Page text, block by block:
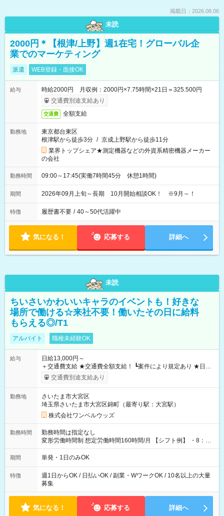
掲載日：2026.08.06
未読
2000円＊【根津/上野】週1在宅！グローバル企
業でのマーケティング
派遣 WEB登録・面接OK
給与
時給2000円 月収例：2000円×7.75時間×21日＝325.500円
交通費別途支給あり
交通費 全額支給
勤務地
東京都台東区
根津駅から徒歩3分 / 京成上野駅から徒歩11分
業界トップシェア★測定機器などの外資系精密機器メーカー
の会社
勤務時間 09:00～17:45(実働7時間45分 休憩1時間)
期間 2026年09月上旬～長期 10月開始相談OK！ ※9月～！
特徴 履歴書不要 / 40～50代活躍中
気になる！ 応募する 詳細へ
未読
ちいさいかわいいキャラのイベントも！好きな
場所で働ける☆来社不要！働いたその日に給料
もらえる◎/T1
アルバイト 職種未経験OK
給与
日給13,000円～
＋交通費支給 ★交通費全額支給！ ┗案件により規定あり ★日払
いOK！（規定あり） ┗働いたその日に現金GET♪ お仕事後はコ
ンビニATMから 日払い分を引き落とせます！ 【試用期間】試
交通費別途支給あり
勤務地
さいたま市大宮区
埼玉県さいたま市大宮区錦町（最寄り駅：大宮駅）
株式会社ワンベルウッズ
勤務時間
勤務時間は指定なし
変形労働時間制 想定労働時間160時間/月 【シフト例】 ・8：00
～21：00
期間 単発・1日のみOK
特徴
週1日からOK / 日払いOK / 副業・WワークOK / 10名以上の大量
募集
気になる！ 応募する 詳細へ